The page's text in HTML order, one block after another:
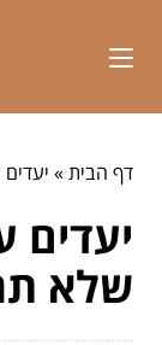
דף הבית» יעדים עד 5 שעות טיסה
שלא